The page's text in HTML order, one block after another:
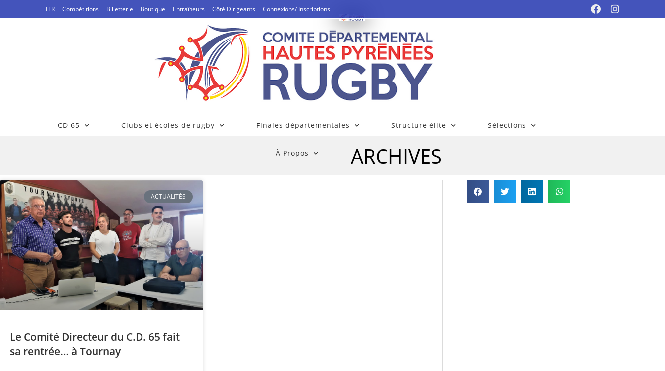
FFR Compétitions Billetterie Boutique Entraîneurs Côté Dirigeants Connexions/ Inscriptions
CD 65 Clubs et écoles de rugby Finales départementales Structure élite Sélections
À Propos ARCHIVES
ACTUALITÉS
Le Comité Directeur du C.D. 65 fait
sa rentrée… à Tournay